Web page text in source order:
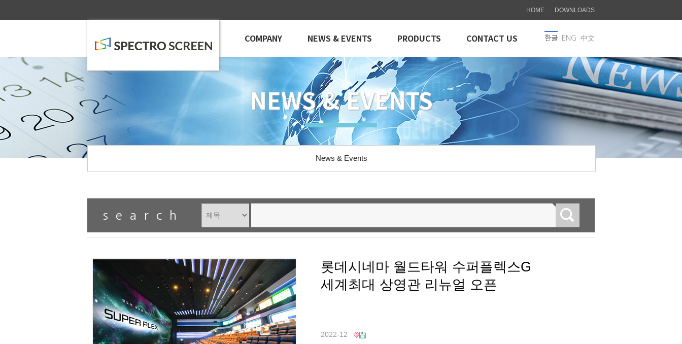
DOWNLOADS
HOME
한글 ENG 中文
COMPANY NEWS & EVENTS PRODUCTS CONTACT US
NEWS & EVENTS
News & Events
search
롯데시네마 월드타워 수퍼플렉스G
세계최대 상영관 리뉴얼 오픈
2022-12